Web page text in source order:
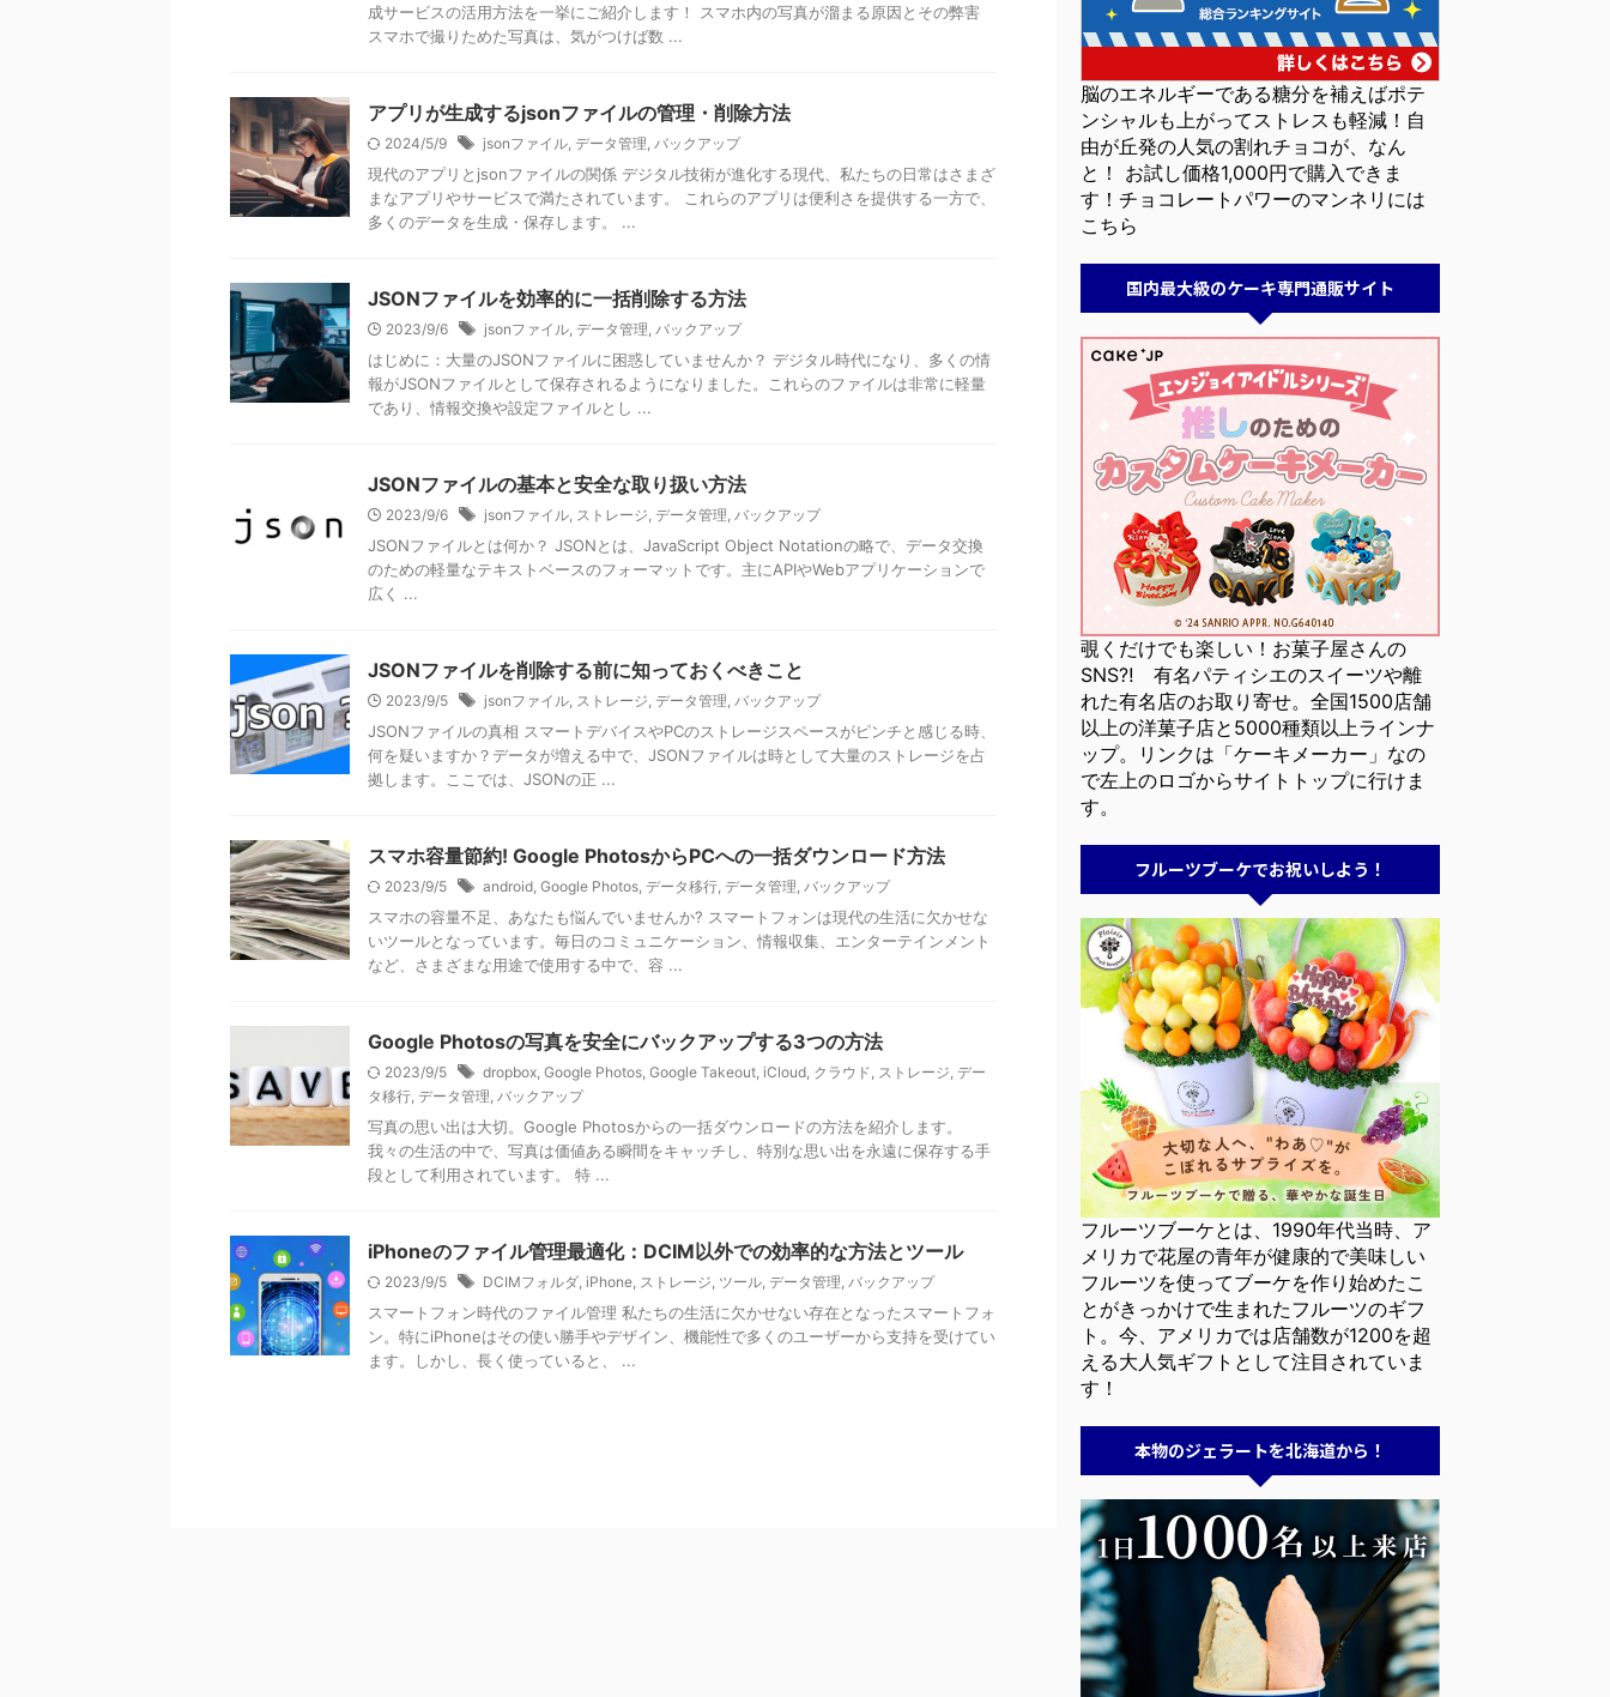
成サービスの活用方法を一挙にご紹介します！ スマホ内の写真が溜まる原因とその弊害
スマホで撮りためた写真は、気がつけば数 ...
アプリが生成するjsonファイルの管理・削除方法
2024/5/9 jsonファイル データ管理 バックアップ
現代のアプリとjsonファイルの関係 デジタル技術が進化する現代、私たちの日常はさまざ
まなアプリやサービスで満たされています。 これらのアプリは便利さを提供する一方で、
多くのデータを生成・保存します。 ...
JSONファイルを効率的に一括削除する方法
2023/9/6 jsonファイル データ管理 バックアップ
はじめに：大量のJSONファイルに困惑していませんか？ デジタル時代になり、多くの情
報がJSONファイルとして保存されるようになりました。これらのファイルは非常に軽量
であり、情報交換や設定ファイルとし ...
JSONファイルの基本と安全な取り扱い方法
2023/9/6 jsonファイル ストレージ データ管理 バックアップ
JSONファイルとは何か？ JSONとは、JavaScript Object Notationの略で、データ交換
のための軽量なテキストベースのフォーマットです。主にAPIやWebアプリケーションで
広く ...
JSONファイルを削除する前に知っておくべきこと
2023/9/5 jsonファイル ストレージ データ管理 バックアップ
JSONファイルの真相 スマートデバイスやPCのストレージスペースがピンチと感じる時、
何を疑いますか？データが増える中で、JSONファイルは時として大量のストレージを占
拠します。ここでは、JSONの正 ...
スマホ容量節約! Google PhotosからPCへの一括ダウンロード方法
2023/9/5 android Google Photos データ移行 データ管理 バックアップ
スマホの容量不足、あなたも悩んでいませんか? スマートフォンは現代の生活に欠かせな
いツールとなっています。毎日のコミュニケーション、情報収集、エンターテインメント
など、さまざまな用途で使用する中で、容 ...
Google Photosの写真を安全にバックアップする3つの方法
2023/9/5 dropbox Google Photos Google Takeout iCloud クラウド ストレージ デー
タ移行 データ管理 バックアップ
写真の思い出は大切。Google Photosからの一括ダウンロードの方法を紹介します。
我々の生活の中で、写真は価値ある瞬間をキャッチし、特別な思い出を永遠に保存する手
段として利用されています。 特 ...
iPhoneのファイル管理最適化：DCIM以外での効率的な方法とツール
2023/9/5 DCIMフォルダ iPhone ストレージ ツール データ管理 バックアップ
スマートフォン時代のファイル管理 私たちの生活に欠かせない存在となったスマートフォ
ン。特にiPhoneはその使い勝手やデザイン、機能性で多くのユーザーから支持を受けてい
ます。しかし、長く使っていると、 ...
脳のエネルギーである糖分を補えばポテ
ンシャルも上がってストレスも軽減！自
由が丘発の人気の割れチョコが、なん
と！ お試し価格1,000円で購入できま
す！チョコレートパワーのマンネリには
こちら
国内最大級のケーキ専門通販サイト
覗くだけでも楽しい！お菓子屋さんの
SNS⁈ 有名パティシエのスイーツや離
れた有名店のお取り寄せ。全国1500店舗
以上の洋菓子店と5000種類以上ラインナ
ップ。リンクは「ケーキメーカー」なの
で左上のロゴからサイトトップに行けま
す。
フルーツブーケでお祝いしよう！
フルーツブーケとは、1990年代当時、ア
メリカで花屋の青年が健康的で美味しい
フルーツを使ってブーケを作り始めたこ
とがきっかけで生まれたフルーツのギフ
ト。今、アメリカでは店舗数が1200を超
える大人気ギフトとして注目されていま
す！
本物のジェラートを北海道から！